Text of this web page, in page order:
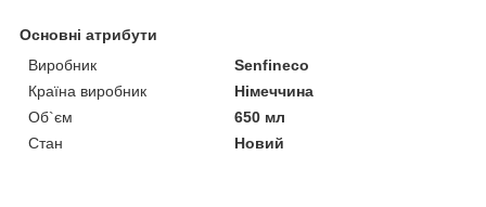
Основні атрибути
Виробник
Senfineco
Країна виробник
Німеччина
Об`єм
650 мл
Стан
Новий